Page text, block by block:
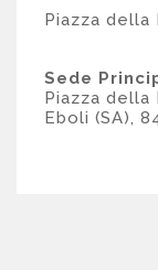
Piazza della
Sede
Piazza della
Eboli (SA),